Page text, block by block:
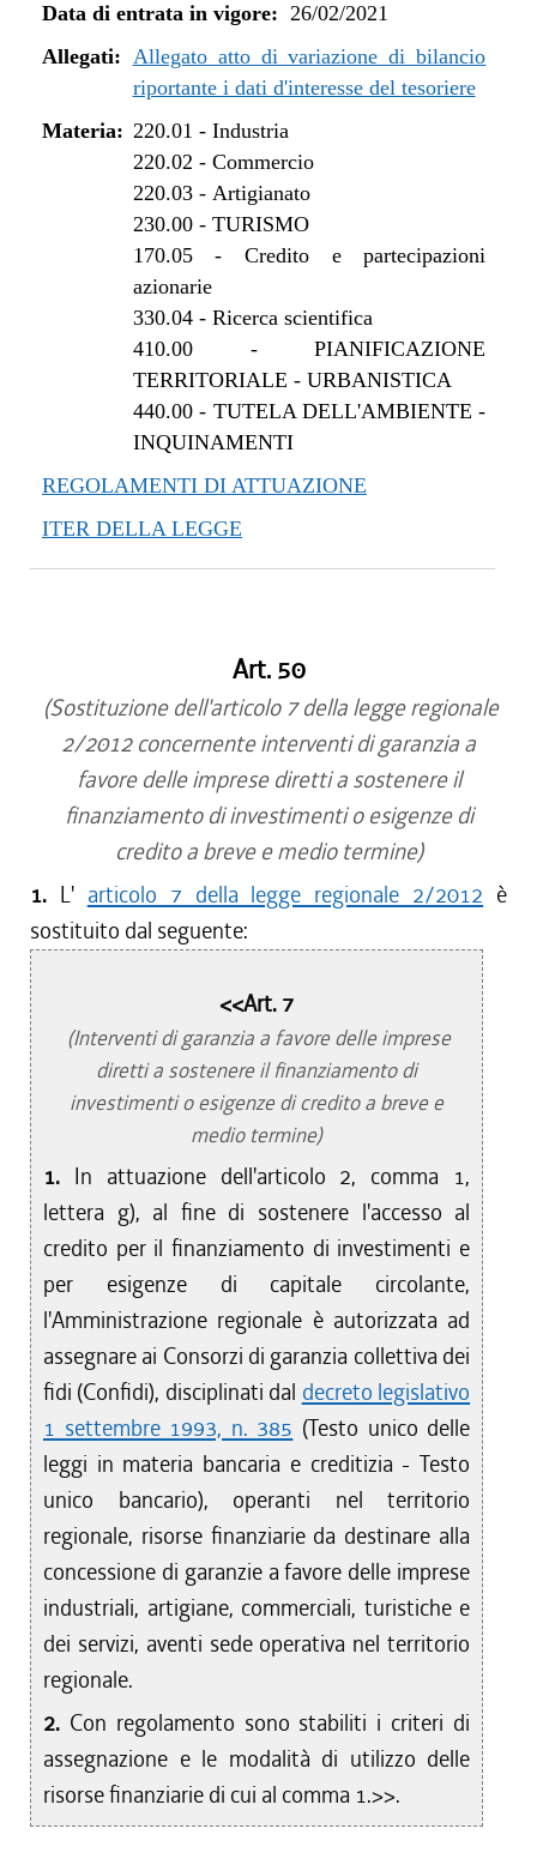
dal 16/12/2021 al 31/12/2021
dal 27/10/2021 al 15/12/2021
dal 12/08/2021 al 26/10/2021
dal 27/04/2021 al 11/08/2021
dal 26/02/2021 al 26/04/2021
Data di entrata in vigore: 26/02/2021
Allegati: Allegato atto di variazione di bilancio
riportante i dati d'interesse del tesoriere
Materia: 220.01 - Industria
220.02 - Commercio
220.03- Artigianato
230.00- TURISMO
170.05-Credito e partecipazioni
azionarie
330.04- Ricerca scientifica
410.00-PIANIFICAZIONE
TERRITORIALE - URBANISTICA
440.00- TUTELA DELL'AMBIENTE -
INQUINAMENTI
REGOLAMENTI DI ATTUAZIONE
ITER DELLA LEGGE
Art. 50
(Sostituzione dell'articolo 7 della legge regionale
2/2012 concernente interventi di garanzia a
favore delle imprese diretti a sostenere il
finanziamento di investimenti o esigenze di
credito a breve e medio termine)
1. L' articolo 7 della legge regionale 2/2012 è
sostituito dal seguente:
<<Art. 7
(Interventi di garanzia a favore delle imprese
diretti a sostenere il finanziamento di
investimenti o esigenze di credito a breve e
medio termine)
1. In attuazione dell'articolo 2, comma 1,
lettera g), al fine di sostenere l'accesso al
credito per il finanziamento di investimenti e
per esigenze di capitale circolante,
l'Amministrazione regionale è autorizzata ad
assegnare ai Consorzi di garanzia collettiva dei
fidi (Confidi), disciplinati dal decreto legislativo
1 settembre 1993, n. 385 (Testo unico delle
leggi in materia bancaria e creditizia - Testo
unico bancario), operanti nel territorio
regionale, risorse finanziarie da destinare alla
concessione di garanzie a favore delle imprese
industriali, artigiane, commerciali, turistiche e
dei servizi, aventi sede operativa nel territorio
regionale.
2. Con regolamento sono stabiliti i criteri di
assegnazione e le modalità di utilizzo delle
risorse finanziarie di cui al comma 1.>>.